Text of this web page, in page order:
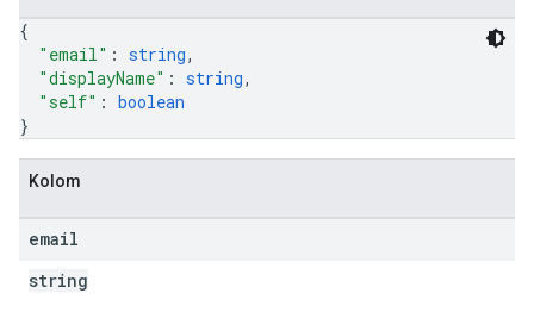
{
"email" : string,
"displayName" : string,
"self" : boolean
}
Kolom
email
string